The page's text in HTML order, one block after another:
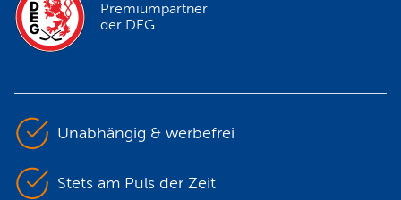
Premiumpartner
der DEG
Unabhängig & werbefrei
Stets am Puls der Zeit